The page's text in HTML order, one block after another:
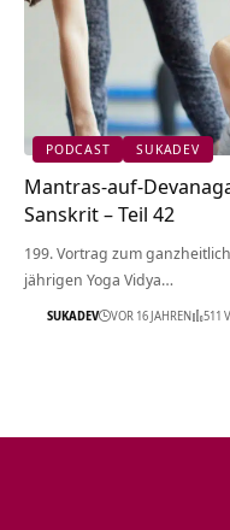
PODCAST SUKADEV
Mantras-auf-
Sanskrit – Teil 42
199. Vortrag zum
jährigen Yoga Vidya…
SUKADEV VOR 16 JAHREN 511